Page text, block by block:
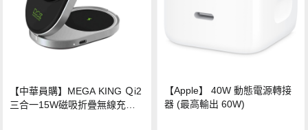
【中華員購】MEGA KING Ｑi2
三合一15W磁吸折疊無線充電
【Apple】 40W 動態電源轉接
器 (最高輸出 60W)